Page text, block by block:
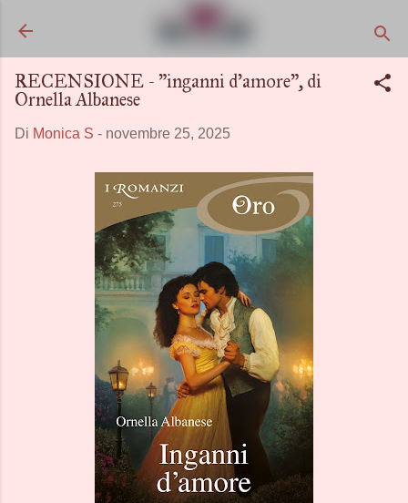
RECENSIONE - "inganni d'amore", di
Ornella Albanese
Di Monica S - novembre 25, 2025